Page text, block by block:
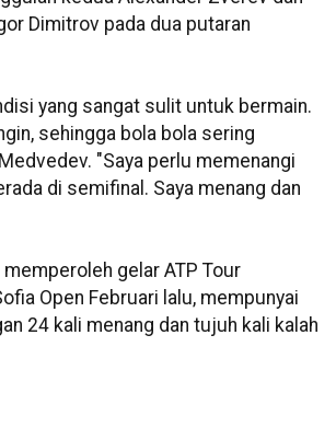
Dimitrov pada dua putaran
yang sangat sulit untuk bermain.
sehingga bola bola sering
"Saya perlu memenangi
di semifinal. Saya menang dan
gelar ATP Tour
Open Februari lalu, mempunyai
24 kali menang dan tujuh kali kalah